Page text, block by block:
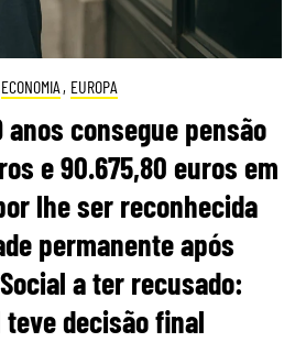
ECONOMIA , EUROPA
anos consegue pensão
e 90.675,80 euros em
lhe ser reconhecida
permanente após
a ter recusado:
decisão final